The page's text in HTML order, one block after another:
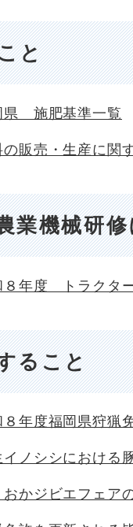
と
県 施肥基準一覧
の販売・生産に関
業機械研
８年度 トラクタ
ること
８年度福岡県狩猟
イノシシにおける
おかジビエフェア